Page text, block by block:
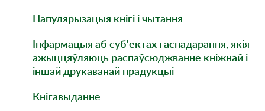
Папулярызацыя кнiгi i чытання
Інфармацыя аб суб'ектах гаспадарання, якія
ажыццяўляюць распаўсюджванне кніжнай і
іншай друкаванай прадукцыі
Кнігавыданне